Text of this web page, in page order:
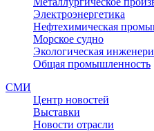
Электроэнергетика
Нефтехимическая
Морское судно
Экологическая
Общая промышленность
СМИ
Центр новостей
Выставки
Новости отрасли